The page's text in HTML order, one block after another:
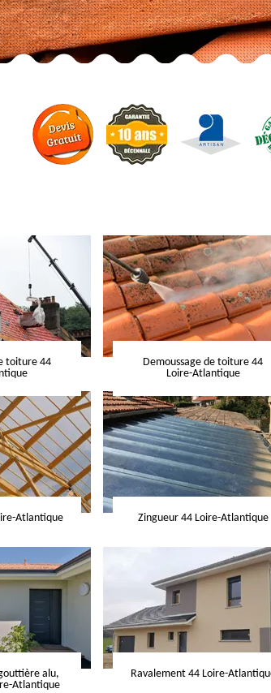
toiture 44
Demoussage de toiture 44
Loire-Atlantique
Atlantique Zingueur 44 Loire-Atlantique
alu,
Atlantique
Ravalement 44 Loire-